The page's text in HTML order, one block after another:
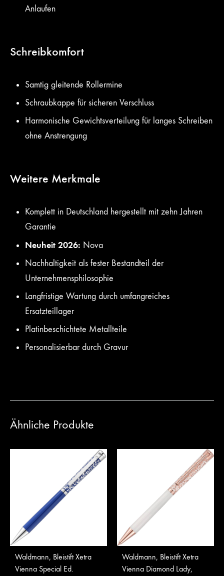
Anlaufen
Schreibkomfort
Samtig gleitende Rollermine
Schraubkappe für sicheren Verschluss
Harmonische Gewichtsverteilung für langes Schreiben
ohne Anstrengung
Weitere Merkmale
Komplett in Deutschland hergestellt mit zehn Jahren
Garantie
Neuheit 2026: Nova
Nachhaltigkeit als fester Bestandteil der
Unternehmensphilosophie
Langfristige Wartung durch umfangreiches
Ersatzteillager
Platinbeschichtete Metallteile
Personalisierbar durch Gravur
Ähnliche Produkte
Waldmann, Bleistift Xetra
Vienna Special Ed.
Waldmann, Bleistift Xetra
Vienna Diamond Lady,